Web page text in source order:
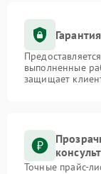
выполненные
защищает
Точные прайс-